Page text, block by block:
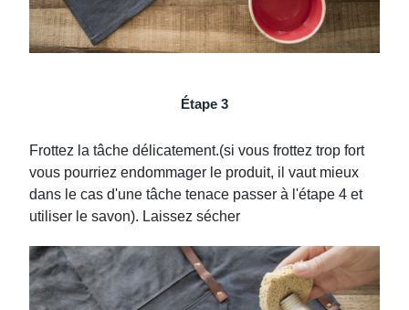
Étape 3
Frottez la tâche délicatement.(si vous frottez trop fort
vous pourriez endommager le produit, il vaut mieux
dans le cas d'une tâche tenace passer à l'étape 4 et
utiliser le savon). Laissez sécher